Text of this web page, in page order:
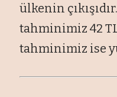
ülkenin
tahminimiz 42
tahminimiz ise